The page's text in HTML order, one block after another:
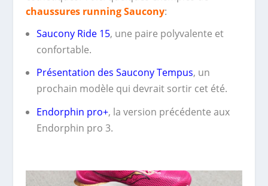
chaussures running Saucony:
Saucony Ride 15, une paire polyvalente et
confortable.
Présentation des Saucony Tempus, un
prochain modèle qui devrait sortir cet été.
Endorphin pro+, la version précédente aux
Endorphin pro 3.